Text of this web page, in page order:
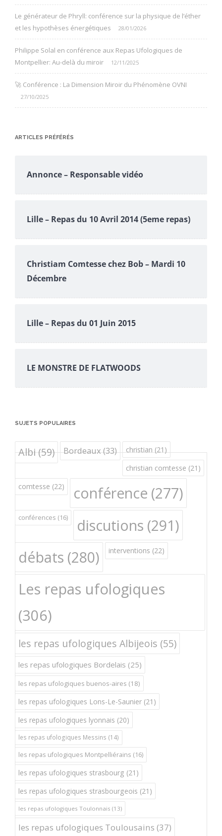
Le générateur de Phryll: conférence sur la physique de l’éther
et les hypothèses énergétiques
28/01/2026
Philippe Solal en conférence aux Repas Ufologiques de
Montpellier: Au-delà du miroir
12/11/2025
🚀 Conférence : La Dimension Miroir du Phénomène OVNI
27/10/2025
ARTICLES PRÉFÉRÉS
Annonce – Responsable vidéo
Lille – Repas du 10 Avril 2014 (5eme repas)
Christiam Comtesse chez Bob – Mardi 10
Décembre
Lille – Repas du 01 Juin 2015
LE MONSTRE DE FLATWOODS
SUJETS POPULAIRES
Albi(59) Bordeaux(33) christian (21)
christian comtesse (21)
comtesse (22) conférence (277)
conférences (16) discutions (291)
débats (280) interventions (22)
Les repas ufologiques
(306)
les repas ufologiques Albijeois (55)
les repas ufologiques Bordelais (25)
les repas ufologiques buenos-aires (18)
les repas ufologiques Lons-Le-Saunier (21)
les repas ufologiques lyonnais (20)
les repas ufologiques Messins (14)
les repas ufologiques Montpelliérains (16)
les repas ufologiques strasbourg (21)
les repas ufologiques strasbourgeois (21)
les repas ufologiques Toulonnais (13)
les repas ufologiques Toulousains (37)